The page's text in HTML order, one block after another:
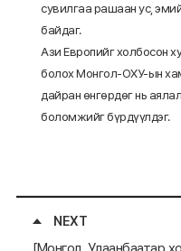
сувилгаа рашаан ус,
байдаг.
Ази Европийг холбосон
болох Монгол-ОХУ-ын
дайран өнгөрдөг нь
боломжийг бүрдүүлдэг.
NEXT